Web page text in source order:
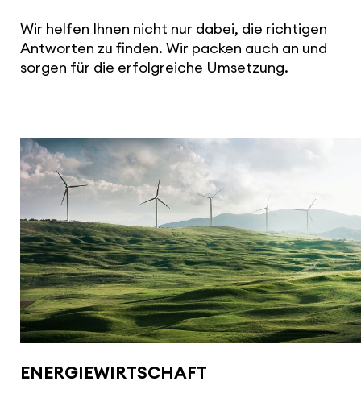
Wir helfen Ihnen nicht nur dabei, die richtigen
Antworten zu finden. Wir packen auch an und
sorgen für die erfolg­reiche Umsetzung.
ENER­GIE­WIRT­SCHAFT